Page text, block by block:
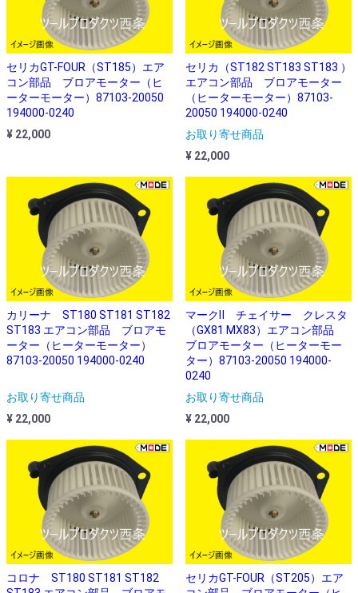
セリカGT-FOUR（ST185）エア
コン部品 ブロアモーター（ヒ
ーターモーター）87103-20050
194000-0240
¥ 22,000
セリカ（ST182 ST183 ST183 ）
エアコン部品 ブロアモーター
（ヒーターモーター）87103-
20050 194000-0240
お取り寄せ商品
¥ 22,000
カリーナ ST180 ST181 ST182
ST183 エアコン部品 ブロアモ
ーター（ヒーターモーター）
87103-20050 194000-0240
お取り寄せ商品
¥ 22,000
マークⅡ チェイサー クレスタ
（GX81 MX83）エアコン部品
ブロアモーター（ヒーターモー
ター）87103-20050 194000-
0240
お取り寄せ商品
¥ 22,000
コロナ ST180 ST181 ST182
セリカGT-FOUR（ST205）エア